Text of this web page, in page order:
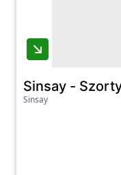
Sinsay -
Sinsay